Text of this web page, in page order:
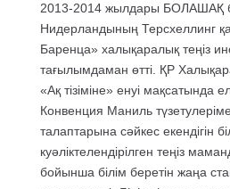
2013-2014 жылдары БОЛАШАҚ
Нидерландының Терсхеллинг
Баренца» халықаралық теңіз
тағылымдаман өтті. ҚР
«Ақ тізіміне» енуі мақсатында
Конвенция Маниль
талаптарына сәйкес екендігін
куәліктелендірілген теңіз
бойынша білім беретін жаңа